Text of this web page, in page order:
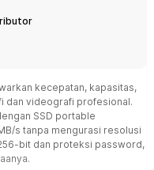
kecepatan, kapasitas,
dan videografi profesional.
SSD portable
s tanpa mengurasi resolusi
bit dan proteksi password,